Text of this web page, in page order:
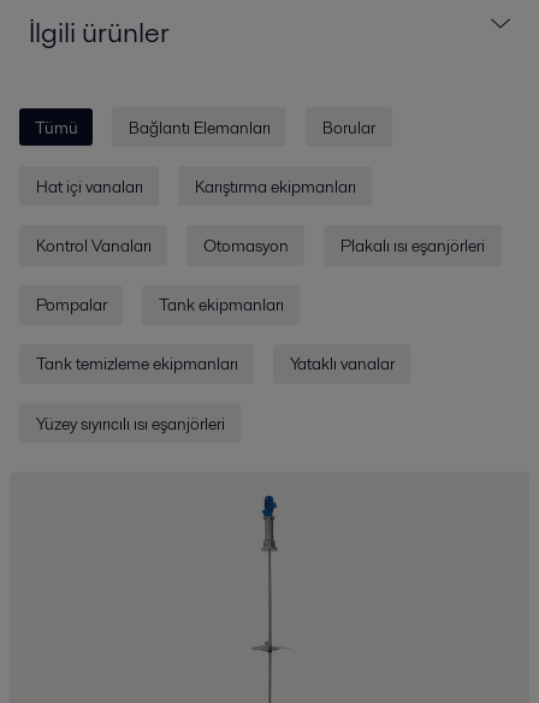
İlgili ürünler
Tümü Bağlantı Elemanları Borular
Hat içi vanaları Karıştırma ekipmanları
Kontrol Vanaları Otomasyon Plakalı ısı eşanjörleri
Pompalar Tank ekipmanları
Tank temizleme ekipmanları Yataklı vanalar
Yüzey sıyırıcılı ısı eşanjörleri